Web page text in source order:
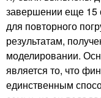
завершении еще 15
для повторного
результатам,
моделировании.
является то, что
единственным